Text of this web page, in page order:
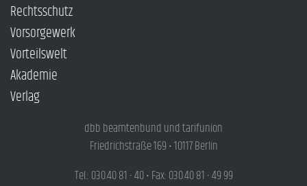
Rechtsschutz
Vorsorgewerk
Vorteilswelt
Akademie
Verlag
dbb beamtenbund und tarifunion
Friedrichstraße 169 • 10117 Berlin
Tel.: 030.40 81 - 40 • Fax: 030.40 81 - 49 99